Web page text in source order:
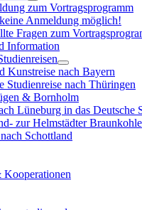
zum Vortragsprogramm
Anmeldung möglich!
Fragen zum
Information
Kunstreise nach Bayern
Studienreise nach Thüringen
& Bornholm
Lüneburg in das Deutsche
zur Helmstädter Braunkohle
Schottland
Kooperationen